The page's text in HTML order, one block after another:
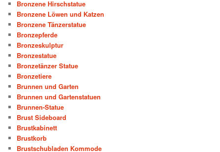
Bronzene Hirschstatue
Bronzene Löwen und Katzen
Bronzene Tänzerstatue
Bronzepferde
Bronzeskulptur
Bronzestatue
Bronzetänzer Statue
Bronzetiere
Brunnen und Garten
Brunnen und Gartenstatuen
Brunnen-Statue
Brust Sideboard
Brustkabinett
Brustkorb
Brustschubladen Kommode